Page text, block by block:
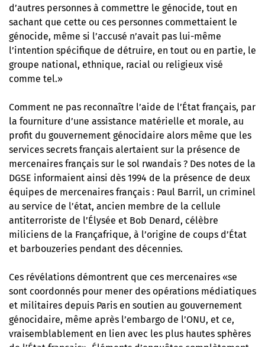
d’autres personnes à commettre le génocide, tout en
sachant que cette ou ces personnes commettaient le
génocide, même si l’accusé n’avait pas lui-même
l’intention spécifique de détruire, en tout ou en partie, le
groupe national, ethnique, racial ou religieux visé
comme tel.»
Comment ne pas reconnaître l’aide de l’État français, par
la fourniture d’une assistance matérielle et morale, au
profit du gouvernement génocidaire alors même que les
services secrets français alertaient sur la présence de
mercenaires français sur le sol rwandais ? Des notes de la
DGSE informaient ainsi dès 1994 de la présence de deux
équipes de mercenaires français : Paul Barril, un criminel
au service de l’état, ancien membre de la cellule
antiterroriste de l’Élysée et Bob Denard, célèbre
miliciens de la Françafrique, à l’origine de coups d’État
et barbouzeries pendant des décennies.
Ces révélations démontrent que ces mercenaires «se
sont coordonnés pour mener des opérations médiatiques
et militaires depuis Paris en soutien au gouvernement
génocidaire, même après l’embargo de l’ONU, et ce,
vraisemblablement en lien avec les plus hautes sphères